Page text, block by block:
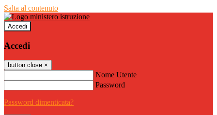
Salta al contenuto
Accedi
Accedi
button close ×
Nome Utente
Password
Password dimenticata?